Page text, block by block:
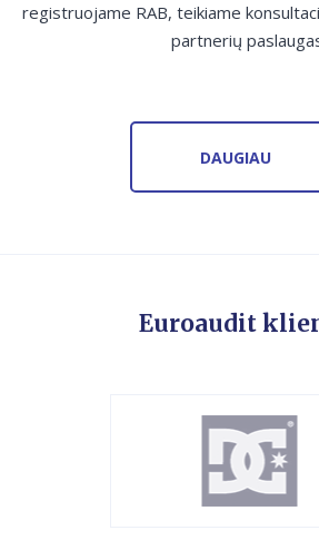
registruojame RAB, teikiame
partnerių
DAUGIAU
Euroaudit